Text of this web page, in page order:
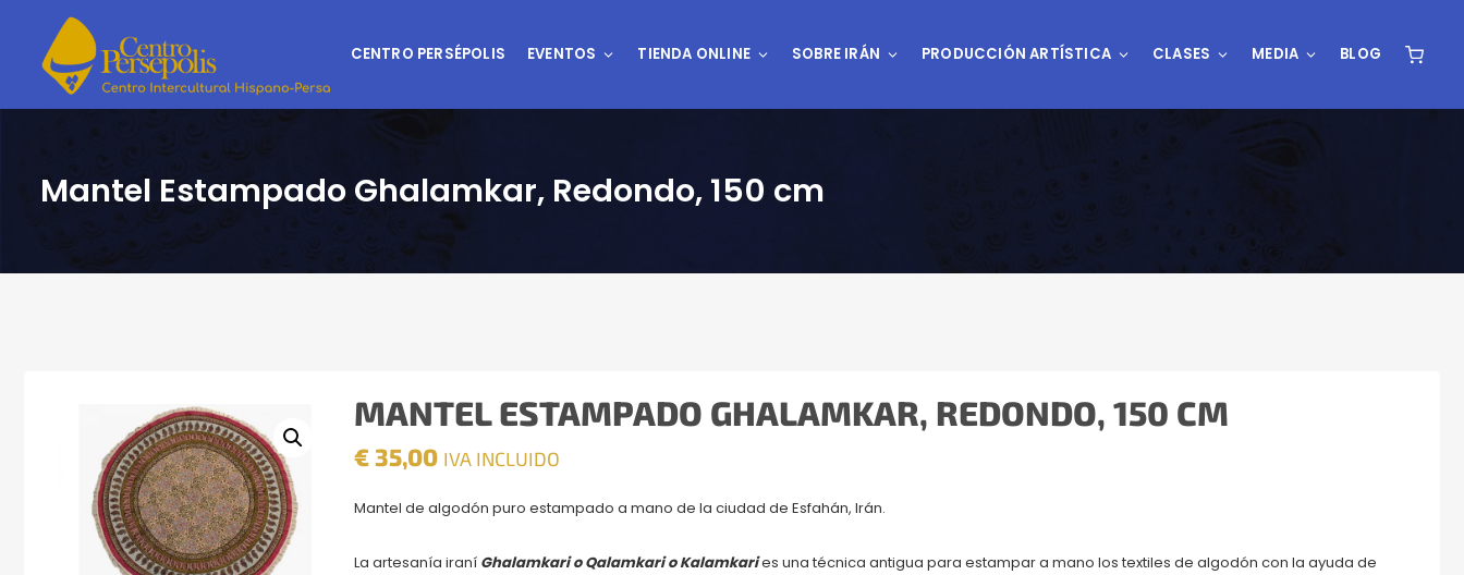
CENTRO PERSÉPOLIS EVENTOS TIENDA ONLINE SOBRE IRÁN PRODUCCIÓN ARTÍSTICA CLASES MEDIA BLOG
Mantel Estampado Ghalamkar, Redondo, 150 cm
MANTEL ESTAMPADO GHALAMKAR, REDONDO, 150 CM
€35,00 IVA INCLUIDO
Mantel de algodón puro estampado a mano de la ciudad de Esfahán, Irán.
La artesanía iraní Ghalamkari o Qalamkari o Kalamkaries una técnica antigua para estampar a mano los textiles de algodón con la ayuda de